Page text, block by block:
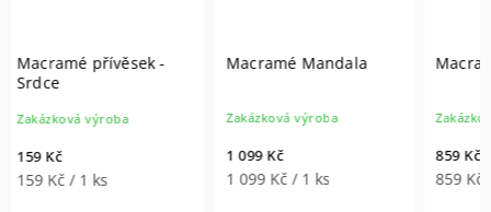
Macramé Mandala
Zakázková výroba
1 099 Kč
1 099 Kč / 1 ks
Macramé - Síťovka
Zakázková výroba
859 Kč
859 Kč / 1 ks
269 Kč
269